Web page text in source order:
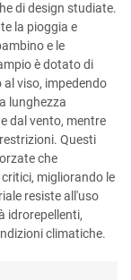
di design studiate.
la pioggia e
e le
è dotato di
viso, impedendo
lunghezza
dal vento, mentre
Questi
che
migliorando le
resiste all'uso
idrorepellenti,
climatiche.